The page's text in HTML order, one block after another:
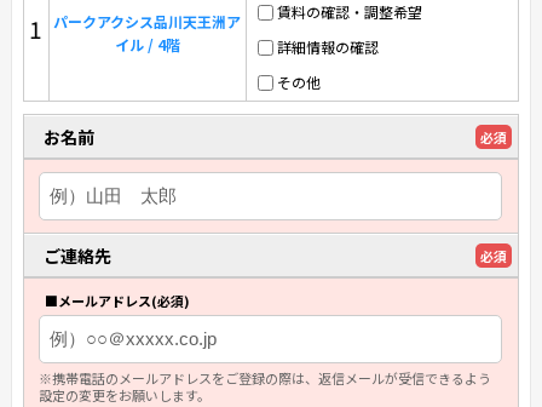
1
パークアクシス品川天王洲ア
イル / 4階
賃料の確認・調整希望
詳細情報の確認
その他
お名前 必須
ご連絡先 必須
■メールアドレス(必須)
※携帯電話のメールアドレスをご登録の際は、返信メールが受信できるよう
設定の変更をお願いします。